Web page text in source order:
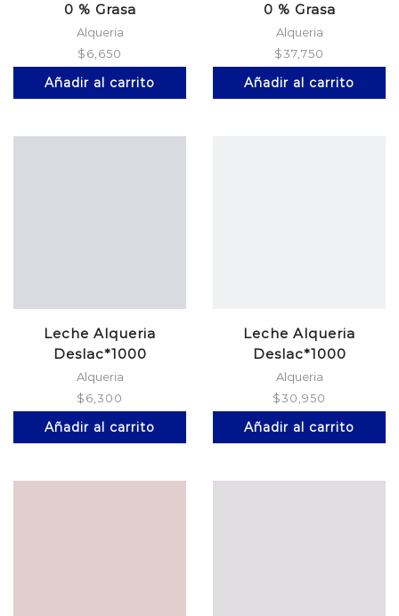
0 % Grasa
Alqueria
$6,650
Añadir al carrito
0 % Grasa
Alqueria
$37,750
Añadir al carrito
Leche Alqueria
Deslac*1000
Alqueria
$6,300
Añadir al carrito
Leche Alqueria
Deslac*1000
Alqueria
$30,950
Añadir al carrito